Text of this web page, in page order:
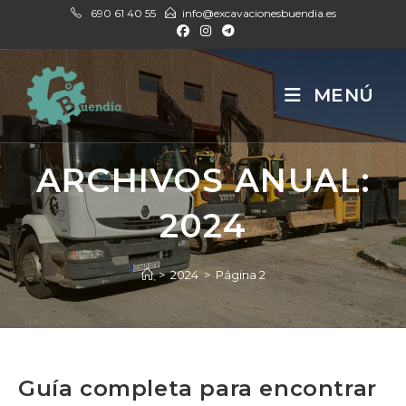
contenido
690 61 40 55 info@excavacionesbuendia.es
MENÚ
ARCHIVOS ANUAL:
2024
> 2024 > Página 2
Guía completa para encontrar